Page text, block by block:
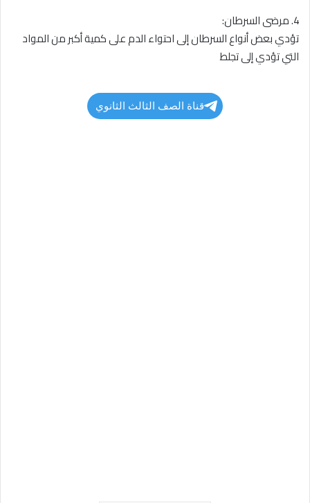
4. مرضى السرطان:
تؤدي بعض أنواع السرطان إلى احتواء الدم على كمية أكبر من المواد
التي تؤدي إلى تجلط
قناة الصف الثالث الثانوي